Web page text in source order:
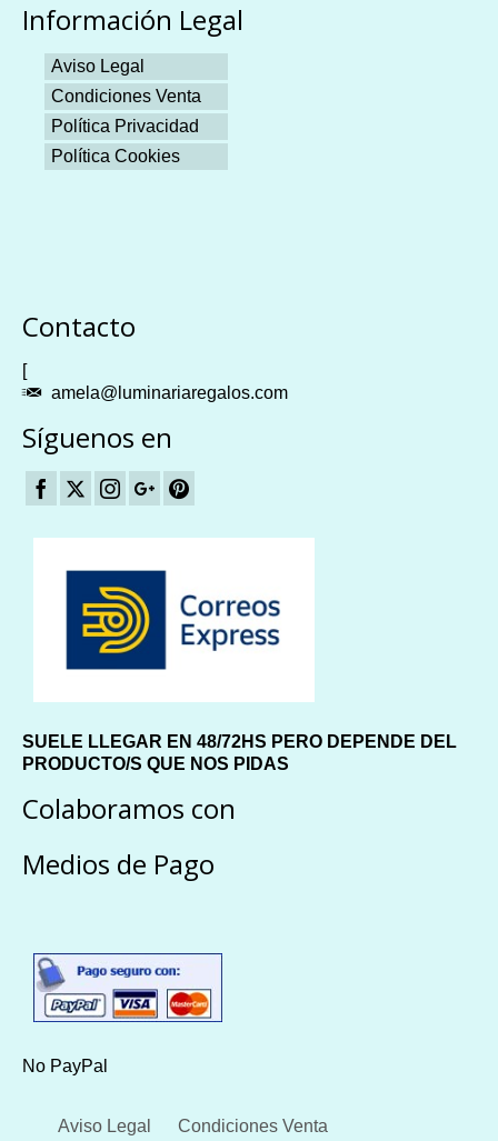
Información Legal
Aviso Legal
Condiciones Venta
Política Privacidad
Política Cookies
Contacto
[
amela@luminariaregalos.com
Síguenos en
SUELE LLEGAR EN 48/72HS PERO DEPENDE DEL
PRODUCTO/S QUE NOS PIDAS
Colaboramos con
Medios de Pago
No PayPal
Aviso Legal Condiciones Venta